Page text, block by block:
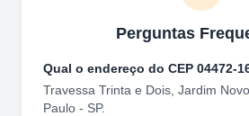
Perguntas
Qual o endereço do CEP 04472-
Travessa Trinta e Dois Jardim
Paulo - SP.